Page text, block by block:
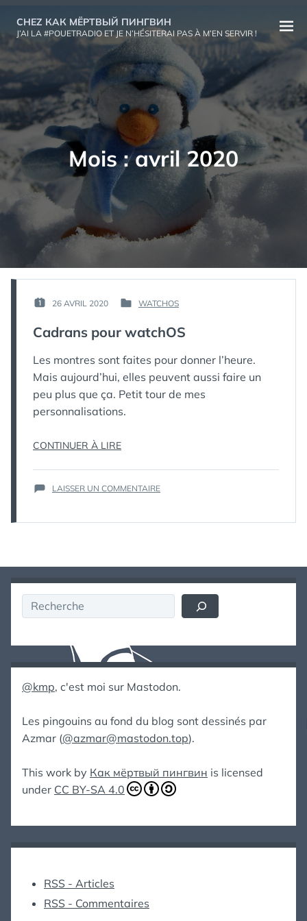
contenu
CHEZ КАК МЁРТВЫЙ ПИНГВИН
J’AI LA #POUETRADIO ET JE N’HÉSITERAI PAS À M’EN SERVIR !
le
Mois :avril 2020
PUBLIÉ
26 AVRIL 2020
PAR :
МЁРТВЫЙ
PUBLIÉ
WATCHOS
Cadrans pour watchOS
Les montres sont faites pour donner l’heure.
Mais aujourd’hui, elles peuvent aussi faire un
peu plus que ça. Petit tour de mes
personnalisations.
CONTINUER À LIRE« CADRANS
LAISSER UN COMMENTAIRESUR
WATCHOS
Rechercher
@kmp, c'est moi sur Mastodon.
Les pingouins au fond du blog sont dessinés par
Azmar (@azmar@mastodon.top).
This work by Как мёртвый пингвин is licensed
under CC BY-SA 4.0
RSS - Articles
RSS - Commentaires